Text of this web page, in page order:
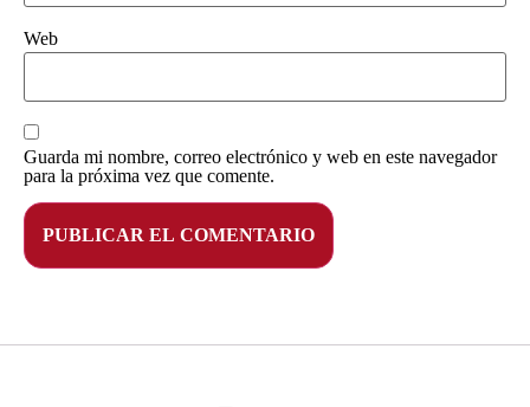
Web
Guarda mi nombre, correo electrónico y web en este navegador
para la próxima vez que comente.